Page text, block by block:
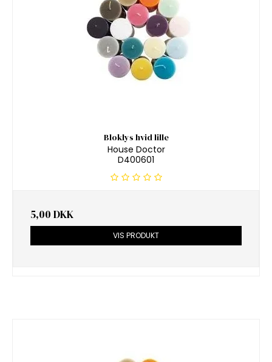
Bloklys hvid lille
House Doctor
D400601
5,00 DKK
VIS PRODUKT